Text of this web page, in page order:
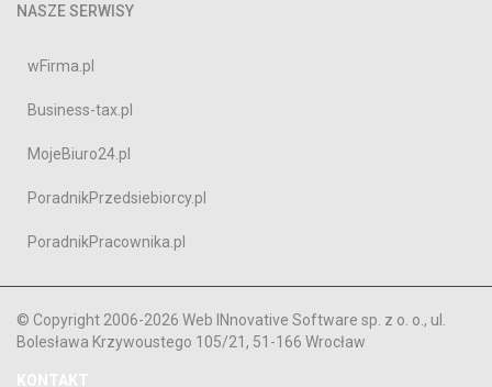
NASZE SERWISY
wFirma.pl
Business-tax.pl
MojeBiuro24.pl
PoradnikPrzedsiebiorcy.pl
PoradnikPracownika.pl
© Copyright 2006-2026 Web INnovative Software sp. z o. o., ul.
Bolesława Krzywoustego 105/21, 51-166 Wrocław
KONTAKT